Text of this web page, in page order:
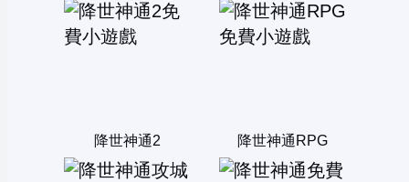
降世神通2 降世神通RPG